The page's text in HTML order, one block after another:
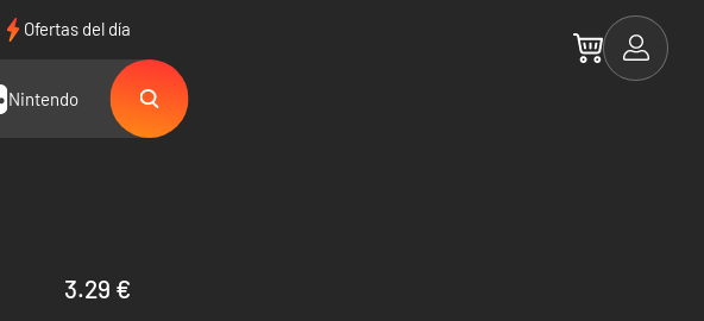
Ofertas del día
Nintendo
3.29 €